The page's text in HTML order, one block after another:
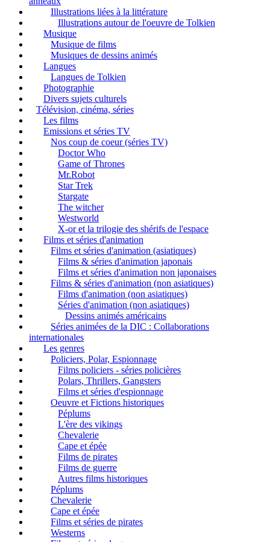
Illustrations liées à la littérature
Illustrations autour de l'oeuvre de Tolkien
Musique
Musique de films
Musiques de dessins animés
Langues
Langues de Tolkien
Photographie
Divers sujets culturels
Télévision, cinéma, séries
Les films
Emissions et séries TV
Nos coup de coeur (séries TV)
Doctor Who
Game of Thrones
Mr.Robot
Star Trek
Stargate
The witcher
Westworld
X-or et la trilogie des shérifs de l'espace
Films et séries d'animation
Films et séries d'animation (asiatiques)
Films & séries d'animation japonais
Films et séries d'animation non japonaises
Films & séries d'animation (non asiatiques)
Films d'animation (non asiatiques)
Séries d'animation (non asiatiques)
Dessins animés américains
Séries animées de la DIC : Collaborations
internationales
Les genres
Policiers, Polar, Espionnage
Films policiers - séries policières
Polars, Thrillers, Gangsters
Films et séries d'espionnage
Oeuvre et Fictions historiques
Péplums
L'ère des vikings
Chevalerie
Cape et épée
Films de pirates
Films de guerre
Autres films historiques
Péplums
Chevalerie
Cape et épée
Films et séries de pirates
Westerns